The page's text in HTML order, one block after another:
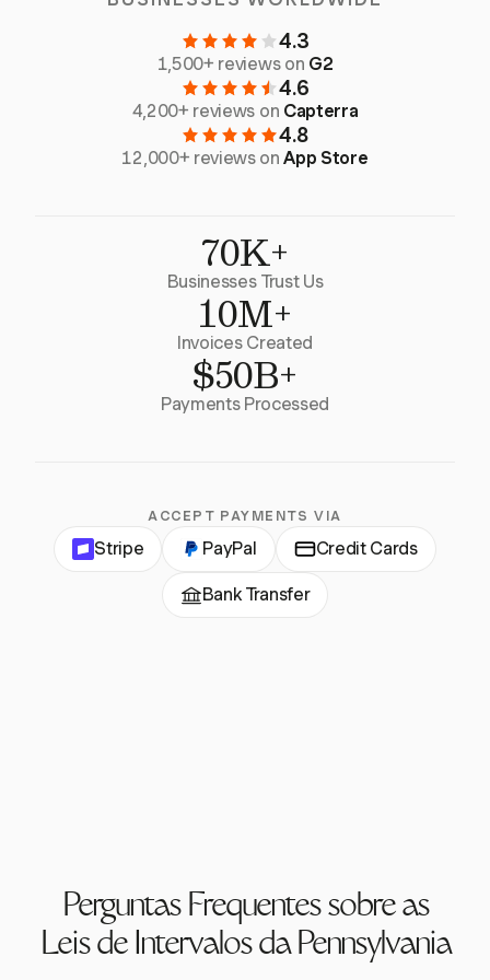
4.3
1,500+ reviews on G2
4.6
4,200+ reviews on Capterra
4.8
12,000+ reviews onApp Store
70K+
Businesses Trust Us
10M+
Invoices Created
$50B+
Payments Processed
ACCEPT PAYMENTS VIA
Stripe PayPal Credit Cards
Bank Transfer
Perguntas Frequentes sobre as
Leis de Intervalos da Pennsylvania